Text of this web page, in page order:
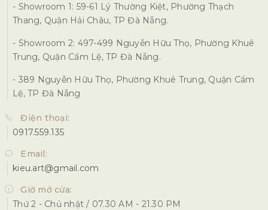
- Showroom 1: 59-61 Lý Thường Kiệt, Phường Thạch
Thang, Quận Hải Châu, TP Đà Nẵng.
- Showroom 2: 497-499 Nguyễn Hữu Thọ, Phường Khuê
Trung, Quận Cẩm Lệ, TP Đà Nẵng.
- 389 Nguyễn Hữu Thọ, Phường Khuê Trung, Quận Cẩm
Lệ, TP Đà Nẵng
Điện thoại:
0917.559.135
Email:
kieu.art@gmail.com
Giờ mở cửa:
Thứ 2 - Chủ nhật / 07.30 AM - 21.30 PM